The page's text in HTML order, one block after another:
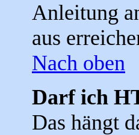
Anleitung
aus
Nach oben
Darf ich
Das hängt